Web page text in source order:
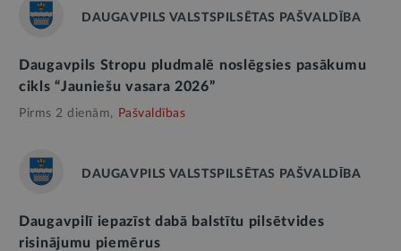
DAUGAVPILS VALSTSPILSĒTAS PAŠVALDĪBA
Daugavpils Stropu pludmalē noslēgsies pasākumu
cikls “Jauniešu vasara 2026”
Pirms 2 dienām, Pašvaldības
DAUGAVPILS VALSTSPILSĒTAS PAŠVALDĪBA
Daugavpilī iepazīst dabā balstītu pilsētvides
risinājumu piemērus